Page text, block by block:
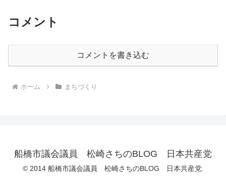
コメント
コメントを書き込む
ホーム まちづくり
船橋市議会議員 松崎さちのBLOG 日本共産党
© 2014 船橋市議会議員 松崎さちのBLOG 日本共産党.